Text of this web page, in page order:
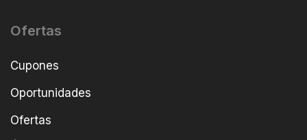
Ofertas
Cupones
Oportunidades
Ofertas